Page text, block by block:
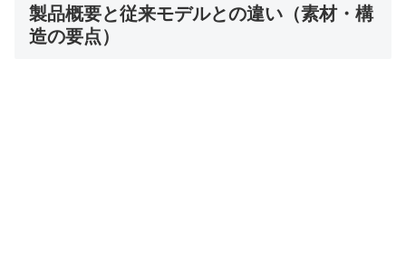
製品概要と従来モデルとの違い（素材・構
造の要点）